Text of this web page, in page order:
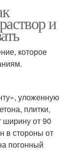
и
которое
уложенную
плитки,
от 90
в стороны от
погонный